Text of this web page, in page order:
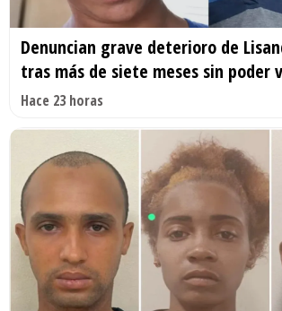
Denuncian grave deterioro de
tras más de siete meses sin poder
Hace 23 horas